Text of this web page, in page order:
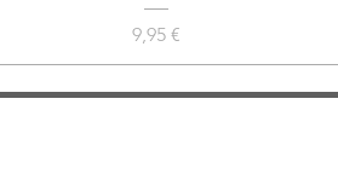
Preis
9,95 €